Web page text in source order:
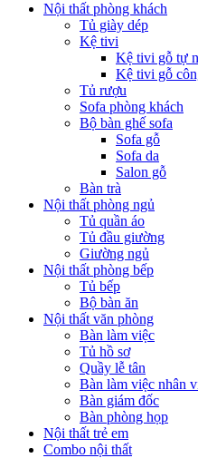
Nội thất phòng khách
Tủ giày dép
Kệ tivi
Kệ tivi gỗ tự
Kệ tivi gỗ
Tủ rượu
Sofa phòng khách
Bộ bàn ghế sofa
Sofa gỗ
Sofa da
Salon gỗ
Bàn trà
Nội thất phòng ngủ
Tủ quần áo
Tủ đầu giường
Giường ngủ
Nội thất phòng bếp
Tủ bếp
Bộ bàn ăn
Nội thất văn phòng
Bàn làm việc
Tủ hồ sơ
Quầy lễ tân
Bàn làm việc nhân
Bàn giám đốc
Bàn phòng họp
Nội thất trẻ em
Combo nội thất